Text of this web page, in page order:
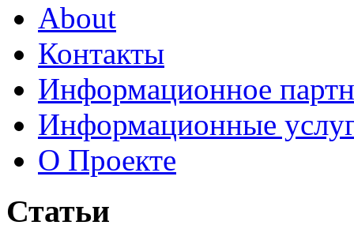
About
Контакты
Информационное
Информационные
О Проекте
Статьи